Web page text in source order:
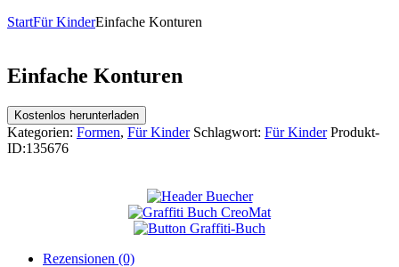
StartFür KinderEinfache Konturen
Einfache Konturen
Kostenlos herunterladen
Kategorien: Formen, Für Kinder Schlagwort: Für Kinder Produkt-
ID:135676
Rezensionen (0)